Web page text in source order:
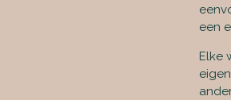
een
Elke